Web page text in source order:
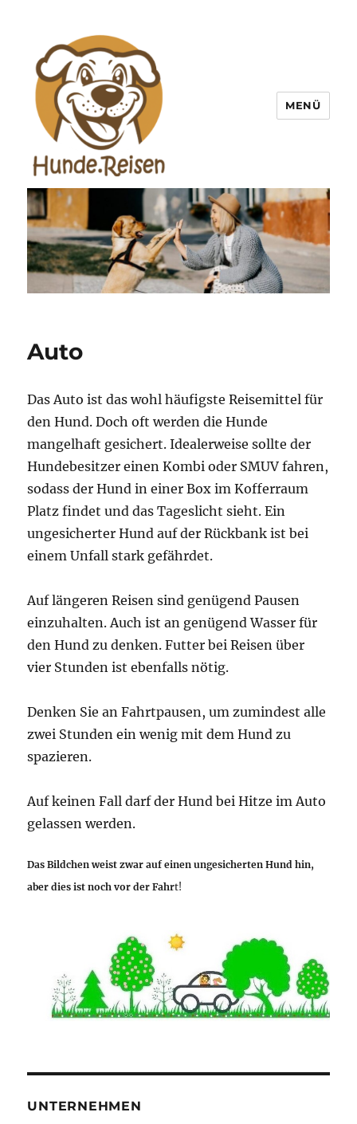
Hunde Reisen
MENÜ
Auto
Das Auto ist das wohl häufigste Reisemittel für
den Hund. Doch oft werden die Hunde
mangelhaft gesichert. Idealerweise sollte der
Hundebesitzer einen Kombi oder SMUV fahren,
sodass der Hund in einer Box im Kofferraum
Platz findet und das Tageslicht sieht. Ein
ungesicherter Hund auf der Rückbank ist bei
einem Unfall stark gefährdet.
Auf längeren Reisen sind genügend Pausen
einzuhalten. Auch ist an genügend Wasser für
den Hund zu denken. Futter bei Reisen über
vier Stunden ist ebenfalls nötig.
Denken Sie an Fahrtpausen, um zumindest alle
zwei Stunden ein wenig mit dem Hund zu
spazieren.
Auf keinen Fall darf der Hund bei Hitze im Auto
gelassen werden.
Das Bildchen weist zwar auf einen ungesicherten Hund hin,
aber dies ist noch vor der Fahrt!
UNTERNEHMEN